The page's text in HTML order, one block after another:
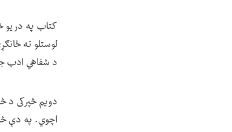
کتاب په دریو
لوستلو ته
د شفاهي ادب
دویم څپرکی د
اچوي. په دې